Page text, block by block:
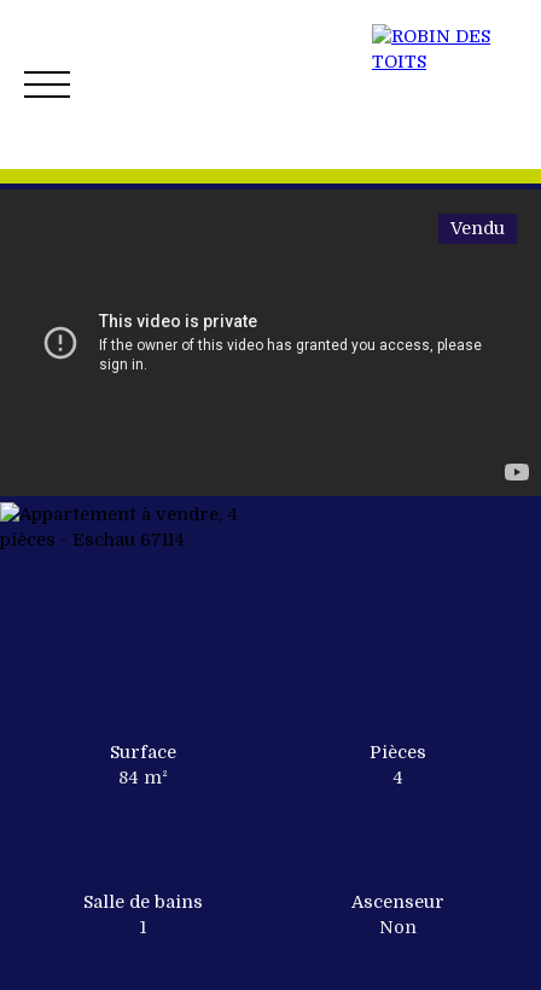
ACCUEIL
Vendu
Surface
84 m²
Pièces
4
Salle de bains
1
Ascenseur
Non